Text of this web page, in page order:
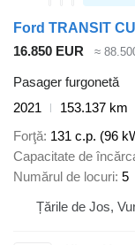
Ford TRANSIT
16.850 EUR
≈
Pasager furgonetă
2021
153.137 km
Forţă 131 c.p. (96
Capacitate de
Numărul de locuri 5
Țările de Jos,